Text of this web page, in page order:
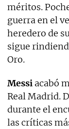
méritos.
guerra en el
heredero de
sigue
Oro.
Messi acabó
Real Madrid.
durante el
las críticas